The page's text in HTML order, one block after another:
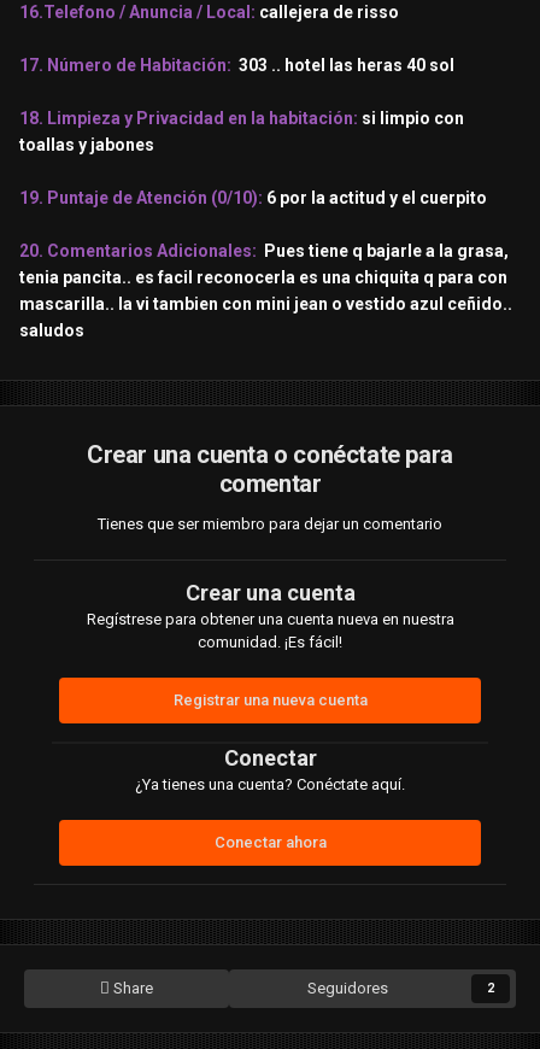
16.Telefono / Anuncia / Local: callejera de risso
17. Número de Habitación: 303 .. hotel las heras 40 sol
18. Limpieza y Privacidad en la habitación: si limpio con
toallas y jabones
19. Puntaje de Atención (0/10): 6 por la actitud y el cuerpito
20. Comentarios Adicionales: Pues tiene q bajarle a la grasa,
tenia pancita.. es facil reconocerla es una chiquita q para con
mascarilla.. la vi tambien con mini jean o vestido azul ceñido..
saludos
Crear una cuenta o conéctate para
comentar
Tienes que ser miembro para dejar un comentario
Crear una cuenta
Regístrese para obtener una cuenta nueva en nuestra
comunidad. ¡Es fácil!
Registrar una nueva cuenta
Conectar
¿Ya tienes una cuenta? Conéctate aquí.
Conectar ahora
Share Seguidores 2